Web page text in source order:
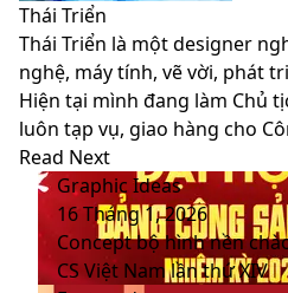
Thái Triển
Thái Triển là một designer
nghệ, máy tính, vẽ vời, phát
Hiện tại mình đang làm Chủ
luôn tạp vụ, giao hàng cho
Website
Facebook
LinkedIn
YouTube
Read Next
Graphic Ideas
16 Tháng 1, 2026
Concept bộ hình nền
CS Việt Nam lần thứ XIV